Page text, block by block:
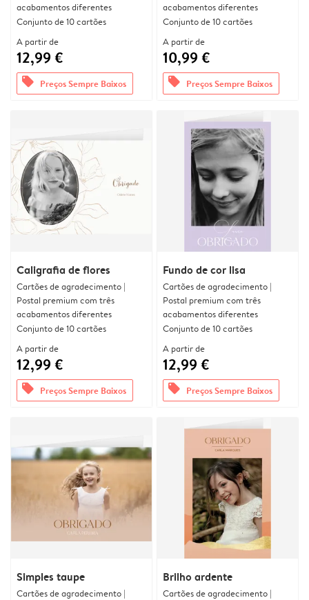
acabamentos diferentes
Conjunto de 10 cartões
A partir de
12,99 €
offers Preços Sempre Baixos
acabamentos diferentes
Conjunto de 10 cartões
A partir de
10,99 €
offers Preços Sempre Baixos
Caligrafia de flores
Cartões de agradecimento |
Postal premium com três
acabamentos diferentes
Conjunto de 10 cartões
A partir de
12,99 €
offers Preços Sempre Baixos
Fundo de cor lisa
Cartões de agradecimento |
Postal premium com três
acabamentos diferentes
Conjunto de 10 cartões
A partir de
12,99 €
offers Preços Sempre Baixos
Simples taupe
Cartões de agradecimento |
Brilho ardente
Cartões de agradecimento |